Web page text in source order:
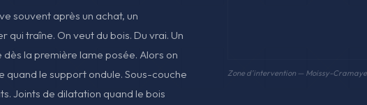
souvent après un achat, un
qui traîne. On veut du bois. Du vrai. Un
la première lame posée. Alors on
quand le support ondule. Sous-couche
Joints de dilatation quand le bois
Zone d'intervention — Moissy-